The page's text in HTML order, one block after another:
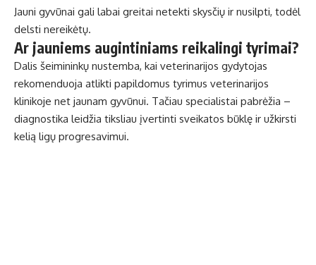
Jauni gyvūnai gali labai greitai netekti skysčių ir nusilpti, todėl
delsti nereikėtų.
Ar jauniems augintiniams reikalingi tyrimai?
Dalis šeimininkų nustemba, kai veterinarijos gydytojas
rekomenduoja atlikti papildomus tyrimus veterinarijos
klinikoje net jaunam gyvūnui. Tačiau specialistai pabrėžia –
diagnostika leidžia tiksliau įvertinti sveikatos būklę ir užkirsti
kelią ligų progresavimui.